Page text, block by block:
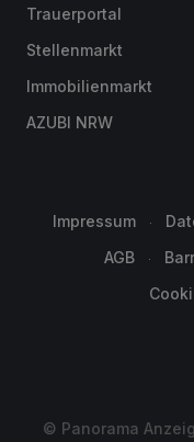
Trauerportal
Stellenmarkt
Immobilienmarkt
AZUBI NRW
Impressum
AGB
© Panorama